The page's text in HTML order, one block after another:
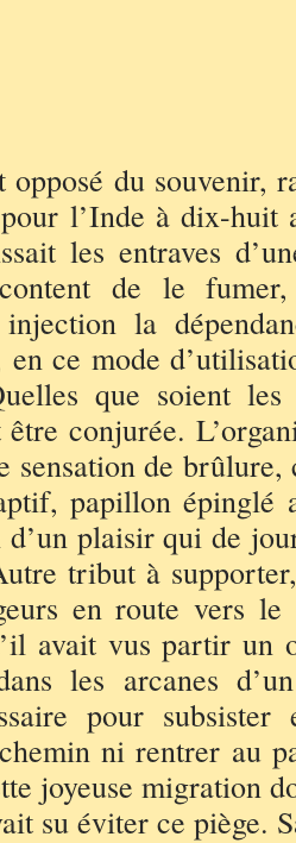
du souvenir,
l’Inde à dix-
les entraves
de le
la
en ce mode
que soient
conjurée.
sensation de
papillon épinglé
plaisir qui de
tribut à
en route vers
avait vus partir un
les arcanes
pour
ni rentrer au
joyeuse migration
su éviter ce